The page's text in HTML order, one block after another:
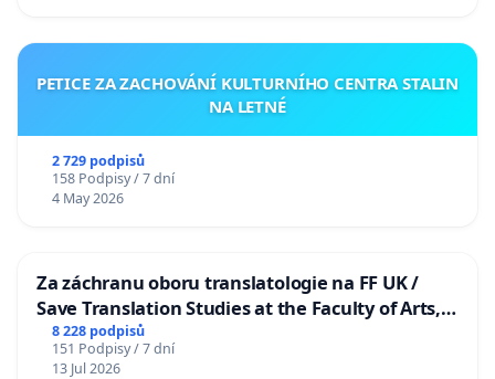
PETICE ZA ZACHOVÁNÍ KULTURNÍHO CENTRA STALIN
NA LETNÉ
2 729 podpisů
158 Podpisy / 7 dní
4 May 2026
Za záchranu oboru translatologie na FF UK /
Save Translation Studies at the Faculty of Arts,
Charles University
8 228 podpisů
151 Podpisy / 7 dní
13 Jul 2026